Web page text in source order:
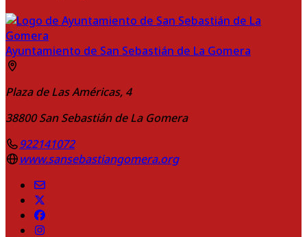
Ayuntamiento de San Sebastián de La Gomera
Plaza de Las Américas, 4
38800 San Sebastián de La Gomera
922141072
www.sansebastiangomera.org